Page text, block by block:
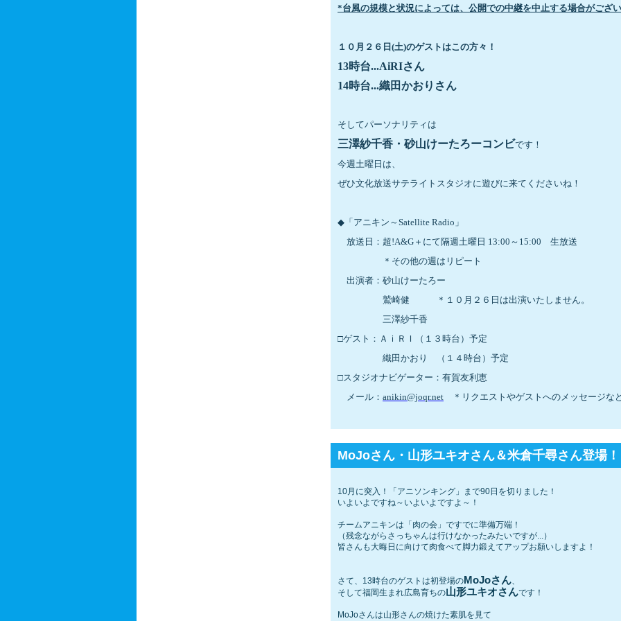
*台風の規模と状況によっては、公開での中継を中止する場合がござ
１０月２６日 (土)のゲストはこの方々！
13時台...AiRIさん
14時台...織田かおりさん
そしてパーソナリティは
三澤紗千香・砂山けーたろーコンビです！
今週土曜日は、
ぜひ文化放送サテライトスタジオに遊びに来てくださいね！
◆ 「アニキン～ Satellite Radio 」
放送日：超!A&G ＋にて隔週土曜日 13:00 ～ 15:00 生放送
＊その他の週はリピート
出演者：砂山けーたろー
鷲崎健　　　＊１０月２６日は出演いたしません。
三澤紗千香
□ゲスト：ＡｉＲＩ（１３時台）予定
織田かおり　（１４時台）予定
□スタジオナビゲーター：有賀友利恵
メール： anikin@joqr.net ＊リクエストやゲストへのメッセージな
MoJoさん・山形ユキオさん＆米倉千尋さん登場！
10月に突入！「アニソンキング」まで90日を切りました！
いよいよですね～いよいよですよ～！
チームアニキンは「肉の会」ですでに準備万端！
（残念ながらさっちゃんは行けなかったみたいですが...）
皆さんも大晦日に向けて肉食べて脚力鍛えてアップお願いしますよ！
さて、13時台のゲストは初登場のMoJoさん、
そして福岡生まれ広島育ちの山形ユキオさんです ！
MoJoさんは山形さんの焼けた素肌を見て